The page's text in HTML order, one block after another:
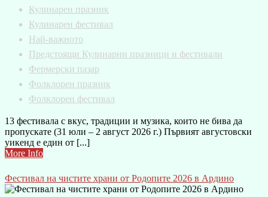
Кулинарен празник
Кулинарен фестивал
Най-важното
Предстоящи Кулинарни празници и фестивали
Фермерски пазар
Фолклорен празник
Фолклорен фестивал
13 фестивала с вкус, традиции и музика, които не бива да
пропускате (31 юли – 2 август 2026 г.) Първият августовски
уикенд е един от [...]
More Info
Фестивал на чистите храни от Родопите 2026 в Ардино